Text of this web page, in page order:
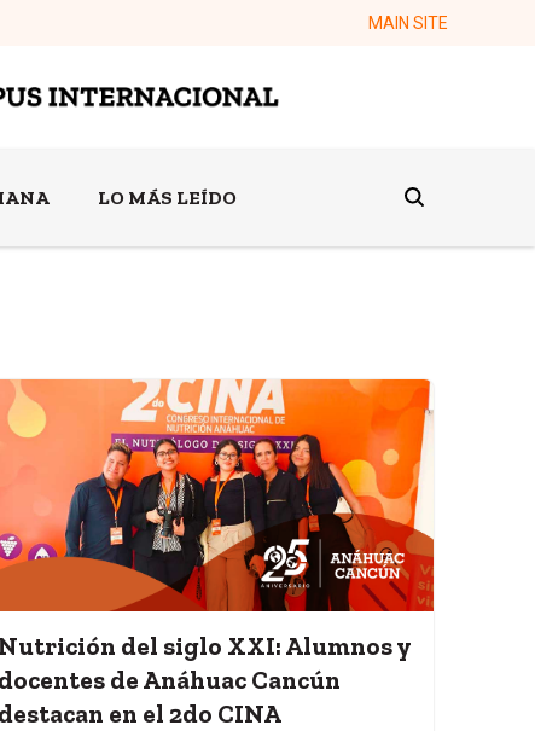
MAIN SITE
LO MÁS LEÍDO
Nutrición del siglo XXI: Alumnos y
docentes de Anáhuac Cancún
destacan en el 2do CINA